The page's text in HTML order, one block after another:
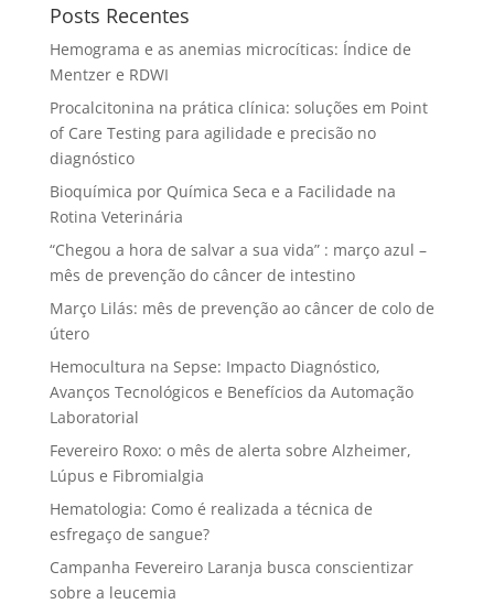
Posts Recentes
Hemograma e as anemias microcíticas: Índice de
Mentzer e RDWI
Procalcitonina na prática clínica: soluções em Point
of Care Testing para agilidade e precisão no
diagnóstico
Bioquímica por Química Seca e a Facilidade na
Rotina Veterinária
“Chegou a hora de salvar a sua vida” : março azul –
mês de prevenção do câncer de intestino
Março Lilás: mês de prevenção ao câncer de colo de
útero
Hemocultura na Sepse: Impacto Diagnóstico,
Avanços Tecnológicos e Benefícios da Automação
Laboratorial
Fevereiro Roxo: o mês de alerta sobre Alzheimer,
Lúpus e Fibromialgia
Hematologia: Como é realizada a técnica de
esfregaço de sangue?
Campanha Fevereiro Laranja busca conscientizar
sobre a leucemia